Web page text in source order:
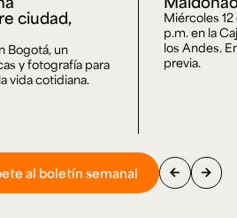
ciudad,
Bogotá, un
y fotografía para
vida cotidiana.
Miércoles
p.m. en la
los Andes.
previa.
al boletín semanal arrow_back arrow_forward